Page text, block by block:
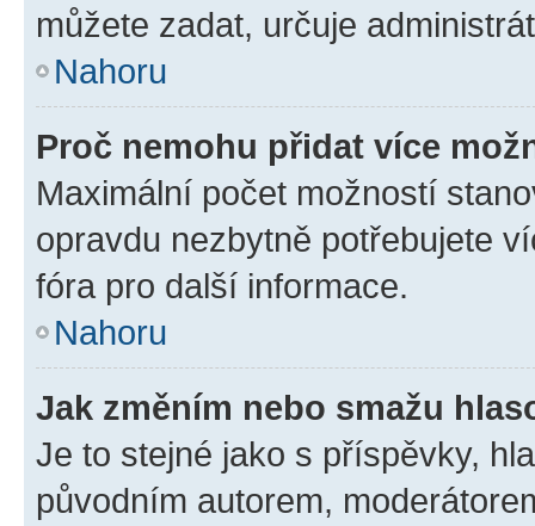
můžete zadat, určuje
Nahoru
Proč nemohu přidat více
Maximální počet možností
opravdu nezbytně potřebujete
fóra pro další informace.
Nahoru
Jak změním nebo smažu
Je to stejné jako s příspěvky,
původním autorem,